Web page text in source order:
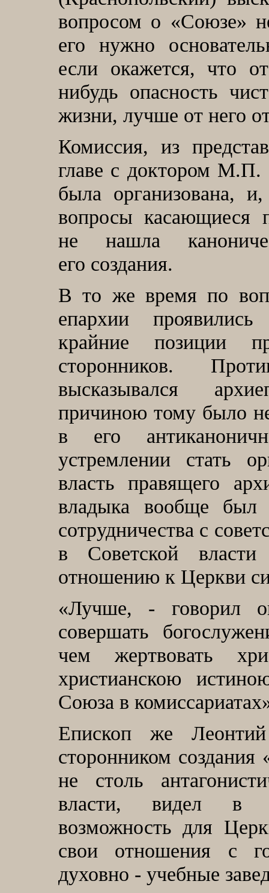
вопросом о «Союзе»
его нужно
если окажется, что
нибудь опасность
жизни, лучше от него
Комиссия, из
главе с доктором М.П.
была организована,
вопросы касающиеся
не нашла
его создания.
В то же время по
епархии
крайние позиции
сторонников.
высказывался
причиною тому было
в его
устремлении стать
власть правящего
владыка вообще был
сотрудничества с
в Советской
отношению к Церкви
«Лучше, - говорил
совершать
чем жертвовать
христианскою
Союза в
Епископ же Леонтий
сторонником
не столь
власти, видел в
возможность для
свои отношения с
духовно - учебные